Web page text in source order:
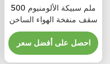
500 ملم سبيكة الألومنيوم
سقف منفخة الهواء الساخن
احصل على أفضل سعر